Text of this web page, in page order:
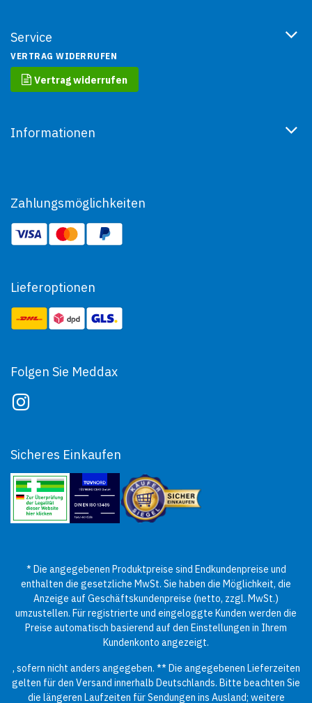
Service
VERTRAG WIDERRUFEN
Vertrag widerrufen
Informationen
Zahlungsmöglichkeiten
Lieferoptionen
Folgen Sie Meddax
Sicheres Einkaufen
* Die angegebenen Produktpreise sind Endkundenpreise und
enthalten die gesetzliche MwSt. Sie haben die Möglichkeit, die
Anzeige auf Geschäftskundenpreise (netto, zzgl. MwSt.)
umzustellen. Für registrierte und eingeloggte Kunden werden die
Preise automatisch basierend auf den Einstellungen in Ihrem
Kundenkonto angezeigt.
, sofern nicht anders angegeben. ** Die angegebenen Lieferzeiten
gelten für den Versand innerhalb Deutschlands. Bitte beachten Sie
die längeren Laufzeiten für Sendungen ins Ausland; weitere